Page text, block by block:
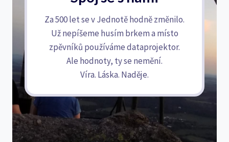
Za 500 let se v Jednotě hodně změnilo.
Už nepíšeme husím brkem a místo
zpěvníků používáme dataprojektor.
Ale hodnoty, ty se nemění.
Víra. Láska. Naděje.